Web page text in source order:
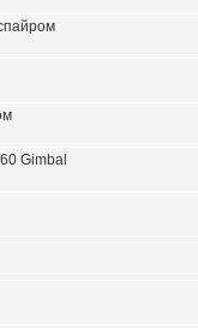
Gimbal